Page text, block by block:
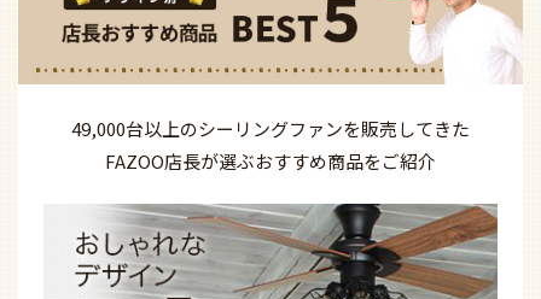
49,000台以上のシーリングファンを販売してきた
FAZOO店長が選ぶおすすめ商品をご紹介